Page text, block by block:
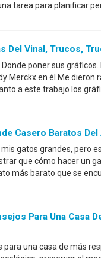
tarea para planificar
Del Vinal, Trucos,
poner sus
Merckx en él.Me dieron
a este trabajo los
Casero Baratos
gatos grandes, pero
que cómo hacer un
más barato que se
Para Una Casa
para una casa de más